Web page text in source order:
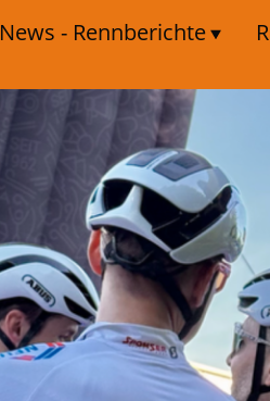
News - Rennberichte